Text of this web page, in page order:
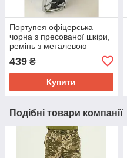
Портупея офіцерська
чорна з пресованої шкіри,
ремінь з металевою
військовий пояс
439 ₴
Купити
Подібні товари компанії